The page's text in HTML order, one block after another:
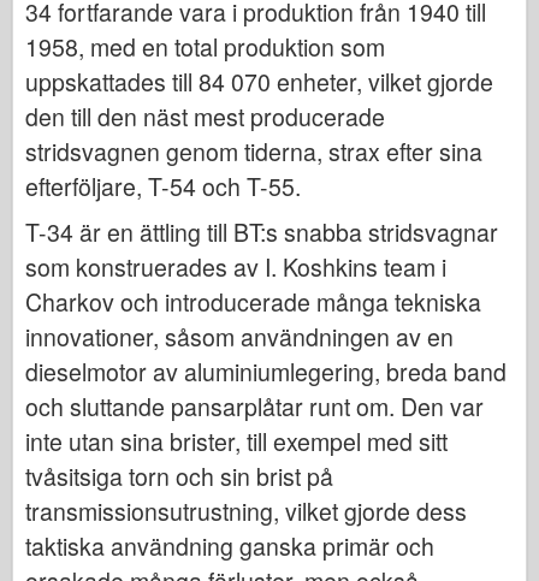
Tristar
Trumpetare
Zvezda
Album-Foton
Gå runt
Böcker
Dvd
le Föra journal över
Satserna
34 fortfarande vara i produktion från 1940 till
1958, med en total produktion som
uppskattades till 84 070 enheter, vilket gjorde
den till den näst mest producerade
stridsvagnen genom tiderna, strax efter sina
efterföljare, T-54 och T-55.
T-34 är en ättling till BT:s snabba stridsvagnar
som konstruerades av I. Koshkins team i
Charkov och introducerade många tekniska
innovationer, såsom användningen av en
dieselmotor av aluminiumlegering, breda band
och sluttande pansarplåtar runt om. Den var
inte utan sina brister, till exempel med sitt
tvåsitsiga torn och sin brist på
transmissionsutrustning, vilket gjorde dess
taktiska användning ganska primär och